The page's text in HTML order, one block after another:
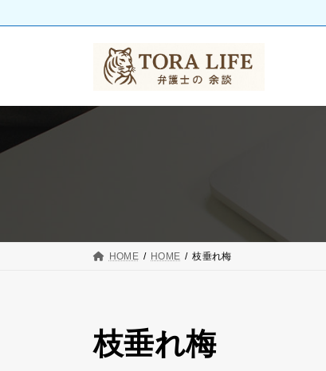
へ
ョ
HOME HOME 枝垂れ梅
枝垂れ梅